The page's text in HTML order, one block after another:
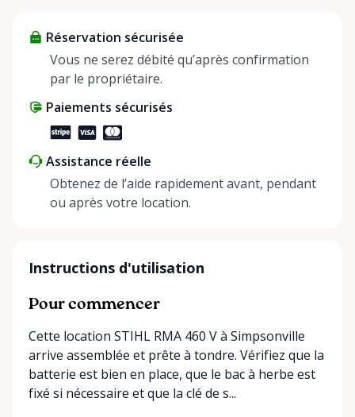
Réservation sécurisée
Vous ne serez débité qu’après confirmation
par le propriétaire.
Paiements sécurisés
Assistance réelle
Obtenez de l’aide rapidement avant, pendant
ou après votre location.
Instructions d'utilisation
Pour commencer
Cette location STIHL RMA 460 V à Simpsonville
arrive assemblée et prête à tondre. Vérifiez que la
batterie est bien en place, que le bac à herbe est
fixé si nécessaire et que la clé de s...